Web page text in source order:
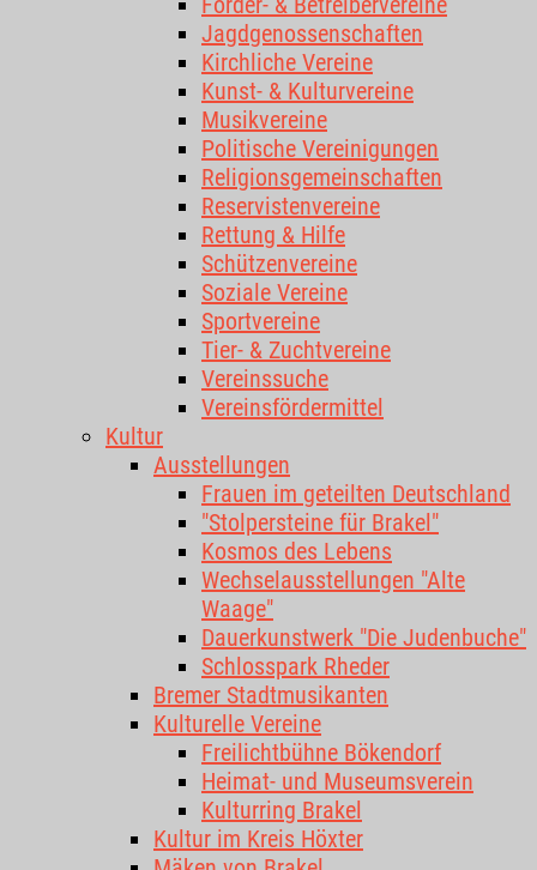
Jagdgenossenschaften
Kirchliche Vereine
Kunst- & Kulturvereine
Musikvereine
Politische Vereinigungen
Religionsgemeinschaften
Reservistenvereine
Rettung & Hilfe
Schützenvereine
Soziale Vereine
Sportvereine
Tier- & Zuchtvereine
Vereinssuche
Vereinsfördermittel
Kultur
Ausstellungen
Frauen im geteilten Deutschland
"Stolpersteine für Brakel"
Kosmos des Lebens
Wechselausstellungen "Alte
Waage"
Dauerkunstwerk "Die Judenbuche"
Schlosspark Rheder
Bremer Stadtmusikanten
Kulturelle Vereine
Freilichtbühne Bökendorf
Heimat- und Museumsverein
Kulturring Brakel
Kultur im Kreis Höxter